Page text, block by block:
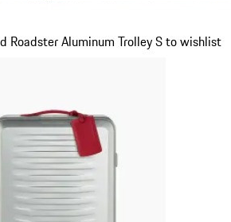
Roadster Aluminum Trolley S to wishlist